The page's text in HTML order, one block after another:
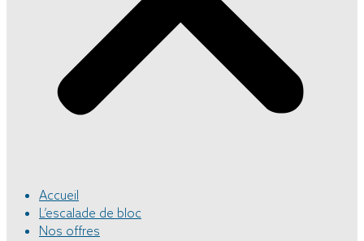
Accueil
L’escalade de bloc
Nos offres